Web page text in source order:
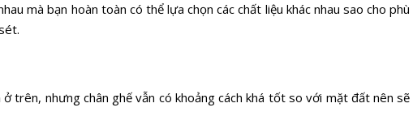
mà bạn hoàn toàn có thể lựa chọn các chất liệu khác nhau sao cho
trên, nhưng chân ghế vẫn có khoảng cách khá tốt so với mặt đất nên